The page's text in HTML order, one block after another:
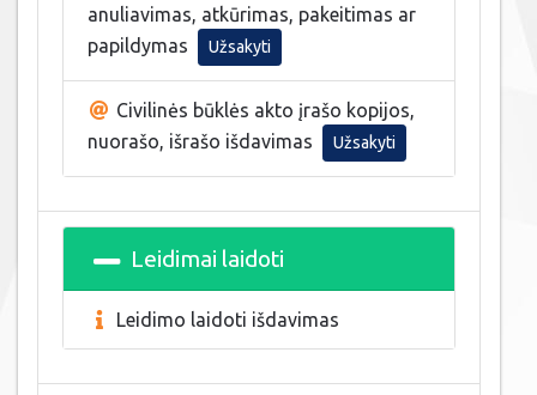
anuliavimas, atkūrimas, pakeitimas ar
papildymas
Užsakyti
Civilinės būklės akto įrašo kopijos,
nuorašo, išrašo išdavimas
Užsakyti
Leidimai laidoti
Leidimo laidoti išdavimas